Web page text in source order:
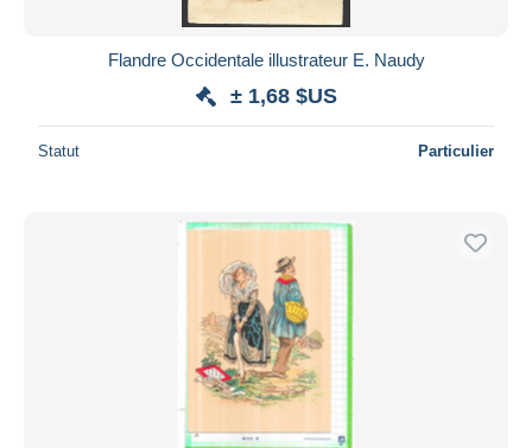
Flandre Occidentale illustrateur E. Naudy
± 1,68 $US
Statut Particulier